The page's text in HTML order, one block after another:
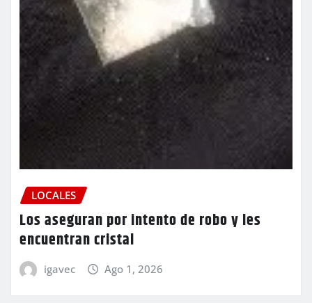
LOCALES
Los aseguran por intento de robo y les
encuentran cristal
igavec Ago 1, 2026